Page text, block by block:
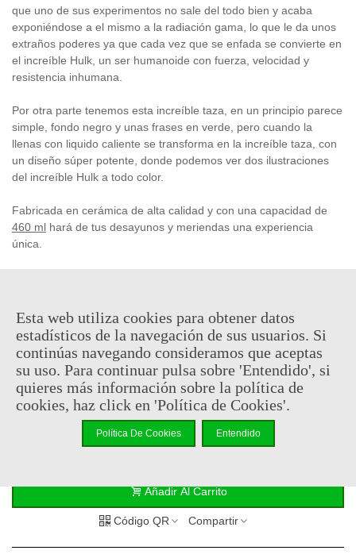
que uno de sus experimentos no sale del todo bien y acaba
exponiéndose a el mismo a la radiación gama, lo que le da unos
extraños poderes ya que cada vez que se enfada se convierte en
el increíble Hulk, un ser humanoide con fuerza, velocidad y
resistencia inhumana.
Por otra parte tenemos esta increíble taza, en un principio parece
simple, fondo negro y unas frases en verde, pero cuando la
llenas con liquido caliente se transforma en la increíble taza, con
un diseño súper potente, donde podemos ver dos ilustraciones
del increíble Hulk a todo color.
Fabricada en cerámica de alta calidad y con una capacidad de
460 ml hará de tus desayunos y meriendas una experiencia
única.
Este es un producto oficial y licenciadobasado en uno de los
personajes del universoMARVEL.
12,95 € (impuestos inc.)
En stock, envío en 24/48h
Añadir Al Carrito
Código QR Compartir
Esta web utiliza cookies para obtener datos
estadísticos de la navegación de sus usuarios. Si
continúas navegando consideramos que aceptas
su uso. Para continuar pulsa sobre 'Entendido', si
quieres más información sobre la política de
cookies, haz click en 'Política de Cookies'.
Política De Cookies Entendido